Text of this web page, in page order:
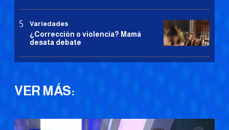
Variedades
¿Corrección o violencia? Mamá
desata debate
VER MÁS: